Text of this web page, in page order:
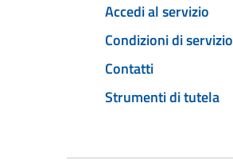
Accedi al servizio
Condizioni di servizio
Contatti
Strumenti di tutela